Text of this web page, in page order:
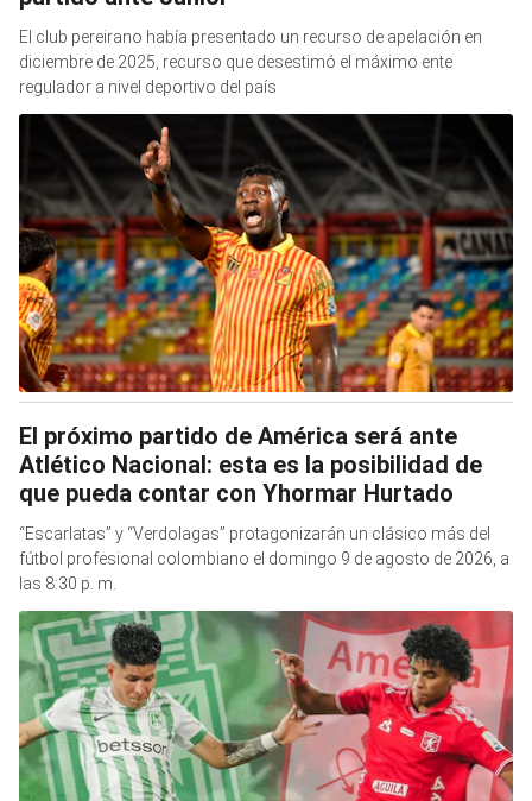
El club pereirano había presentado un recurso de apelación en
diciembre de 2025, recurso que desestimó el máximo ente
regulador a nivel deportivo del país
El próximo partido de América será ante
Atlético Nacional: esta es la posibilidad de
que pueda contar con Yhormar Hurtado
“Escarlatas” y “Verdolagas” protagonizarán un clásico más del
fútbol profesional colombiano el domingo 9 de agosto de 2026, a
las 8:30 p. m.